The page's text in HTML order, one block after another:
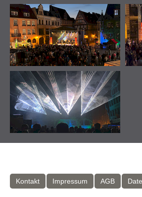
Kontakt Impressum AGB